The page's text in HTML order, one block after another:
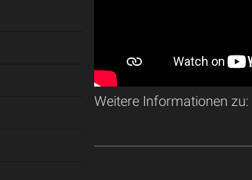
Weitere Informationen zu: